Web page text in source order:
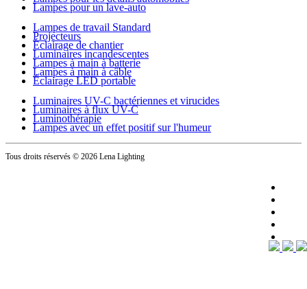
Lampes pour un lave-auto
Lampes de travail Standard
Projecteurs
Éclairage de chantier
Luminaires incandescentes
Lampes à main à batterie
Lampes à main à câble
Éclairage LED portable
Luminaires UV-C bactériennes et virucides
Luminaires à flux UV-C
Luminothérapie
Lampes avec un effet positif sur l'humeur
Tous droits réservés © 2026 Lena Lighting